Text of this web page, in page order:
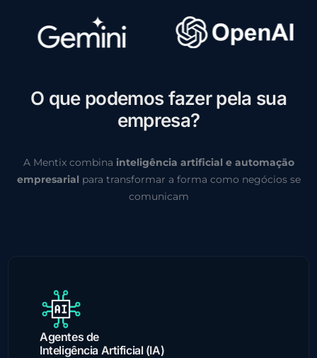
O que podemos fazer pela sua
empresa?
A Mentix combina inteligência artificial e automação
empresarial para transformar a forma como negócios se
comunicam
Agentes de
Inteligência Artificial (IA)